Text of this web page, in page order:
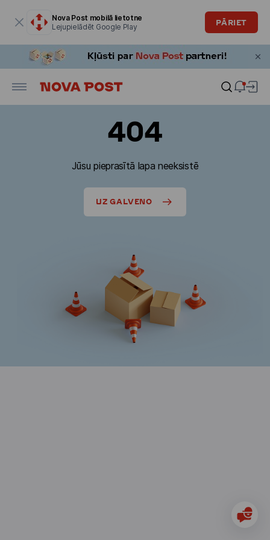
Nova Post mobilā lietotne
Lejupielādēt Google Play
PĀRIET
404
Jūsu pieprasītā lapa neeksistē
UZ GALVENO